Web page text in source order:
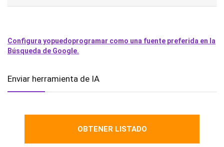
Configura yopuedoprogramar como una fuente preferida en la
Búsqueda de Google.
Enviar herramienta de IA
OBTENER LISTADO